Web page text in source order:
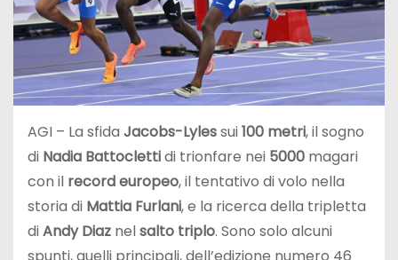
AGI – La sfida Jacobs-Lylessui100 metri, il sogno
di Nadia Battoclettidi trionfare nei 5000 magari
con il record europeo, il tentativo di volo nella
storia di Mattia Furlani, e la ricerca della tripletta
diAndy Diaz nelsalto triplo. Sono solo alcuni